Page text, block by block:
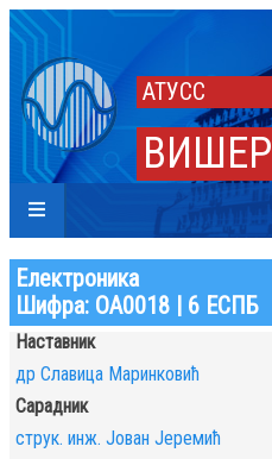
АТУСС
ВИШЕР
Електроника
Шифра: ОА0018 | 6 ЕСПБ
Наставник
др Славица Маринковић
Сарадник
струк. инж. Јован Јеремић